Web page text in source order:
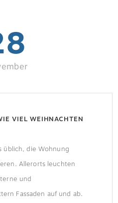
VIEL WEIHNACHTEN
üblich, die Wohnung
Allerorts leuchten
und
Fassaden auf und ab.